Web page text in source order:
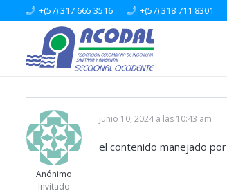
+(57) 317 665 3516 +(57) 318 711 8301
junio 10, 2024 a las 10:43 am
Anónimo
Invitado
el contenido manejado